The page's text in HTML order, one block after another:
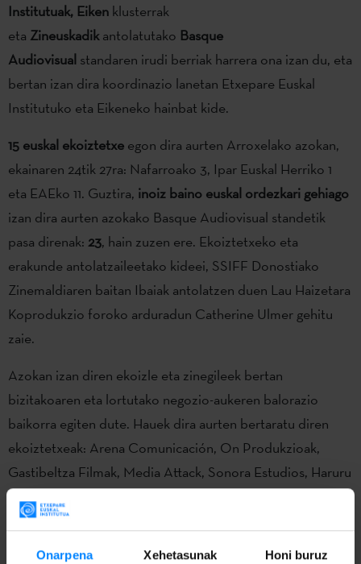
Onarpena Xehetasunak Honi buruz
Institutuak, Eiken klusterrak
eta Zineuskadikantolatutako Basque
Audiovisual standaren irudi berriak harrera ona izan du, eta
bertan izan dira koordinazio lanetan Etxepare Euskal
Institutuko eta Eikeneko hainbat kide.
15 euskal ekoiztetxe egon dira aurten Arroxelako azokan,
ekainaren 24tik 27ra: Nafarroako 3, Ipar Euskal Herriko 1
eta EAEko 11. Guztira, inoiz baino euskal ordezkari gehiago
izan dira aurten azokako Basque Audiovisual standetik
pasa direnak: 23, hain zuzen ere. Ekoiztetxeko eta
erakunde antolatzaileetako kideei, SSIFF Donostiako
Zinemaldiaren baitan Ibaiak antolatzen duen Lau Haizetara
Koprodukzio foroko arduradun Catherine Ulmer gehitu
zaie.
Azokan izan diren ekoizle eta zinegileek bertan
bizitakoaren eta lortutako negozio-aukeren balorazio
baikorra egiten dute. Hauek dira aurten bertaratu diren
ekoiztetxeak: Arena Comunicación, On Produkzioak,
Gastibeltza Filmak, Media Attack, Sonora Estudios, Haruru
Filmak-Kooperatiba, Komiki Films S.L., Pimpi & Nella
Films, Fascina Producciones, Taui Media S.L., Maluta